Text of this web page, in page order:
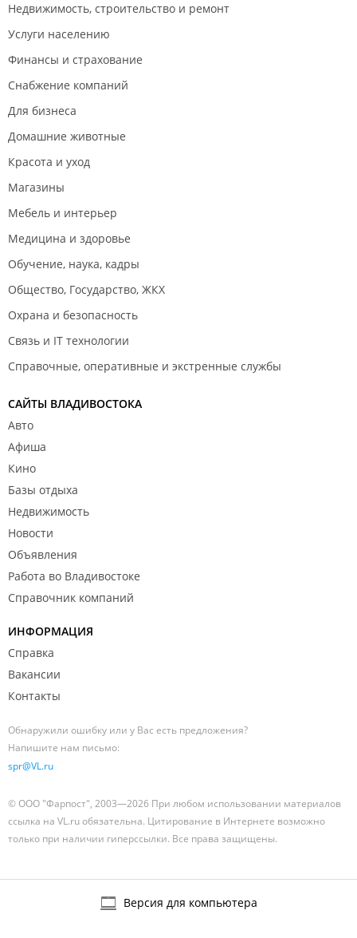
Недвижимость, строительство и ремонт
Услуги населению
Финансы и страхование
Снабжение компаний
Для бизнеса
Домашние животные
Красота и уход
Магазины
Мебель и интерьер
Медицина и здоровье
Обучение, наука, кадры
Общество, Государство, ЖКХ
Охрана и безопасность
Связь и IT технологии
Справочные, оперативные и экстренные службы
САЙТЫ ВЛАДИВОСТОКА
Авто
Афиша
Кино
Базы отдыха
Недвижимость
Новости
Объявления
Работа во Владивостоке
Справочник компаний
ИНФОРМАЦИЯ
Справка
Вакансии
Контакты
Обнаружили ошибку или у Вас есть предложения?
Напишите нам письмо:
spr@VL.ru
© ООО "Фарпост", 2003—2026 При любом использовании материалов
ссылка на VL.ru обязательна. Цитирование в Интернете возможно
только при наличии гиперссылки. Все права защищены.
Версия для компьютера